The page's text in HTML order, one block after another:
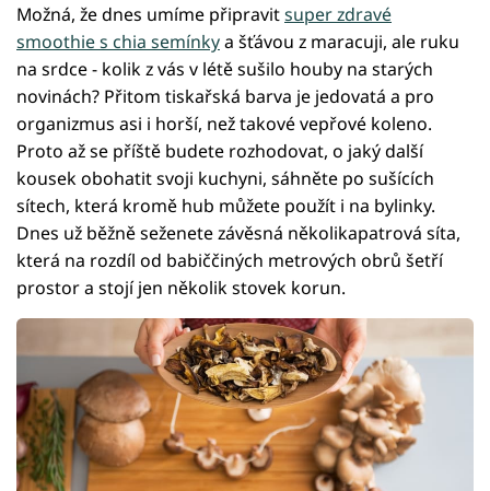
Možná, že dnes umíme připravitsuper zdravé
smoothie s chia semínkya šťávou z maracuji, ale ruku
na srdce - kolik z vás v létě sušilo houby na starých
novinách? Přitom tiskařská barva je jedovatá a pro
organizmus asi i horší, než takové vepřové koleno.
Proto až se příště budete rozhodovat, o jaký další
kousek obohatit svoji kuchyni, sáhněte po sušících
sítech, která kromě hub můžete použít i na bylinky.
Dnes už běžně seženete závěsná několikapatrová síta,
která na rozdíl od babiččiných metrových obrů šetří
prostor a stojí jen několik stovek korun.